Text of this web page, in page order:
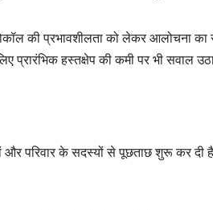
की प्रभावशीलता को लेकर आलोचना
प्रारंभिक हस्तक्षेप की कमी पर भी सवाल
और परिवार के सदस्यों से पूछताछ शुरू कर